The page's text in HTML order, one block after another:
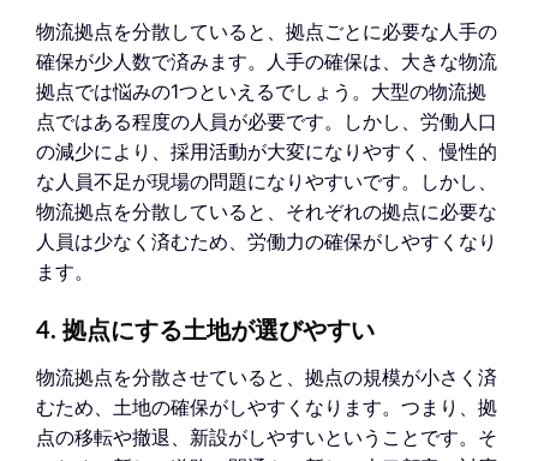
物流拠点を分散していると、拠点ごとに必要な人手の
確保が少人数で済みます。人手の確保は、大きな物流
拠点では悩みの1つといえるでしょう。大型の物流拠
点ではある程度の人員が必要です。しかし、労働人口
の減少により、採用活動が大変になりやすく、慢性的
な人員不足が現場の問題になりやすいです。しかし、
物流拠点を分散していると、それぞれの拠点に必要な
人員は少なく済むため、労働力の確保がしやすくなり
ます。
4. 拠点にする土地が選びやすい
物流拠点を分散させていると、拠点の規模が小さく済
むため、土地の確保がしやすくなります。つまり、拠
点の移転や撤退、新設がしやすいということです。そ